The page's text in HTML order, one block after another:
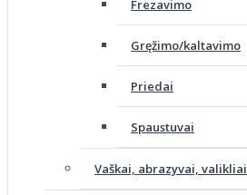
Frezavimo
Gręžimo/kaltavimo
Priedai
Spaustuvai
Vaškai, abrazyvai, valikliai